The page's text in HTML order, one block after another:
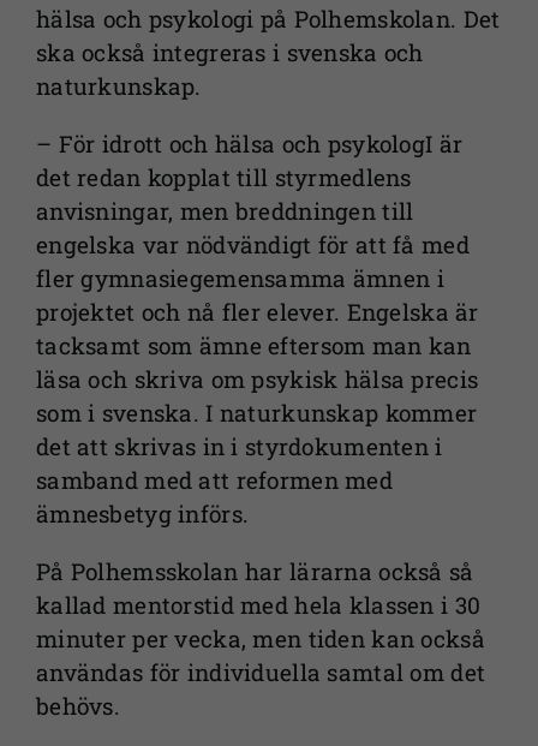
hälsa och psykologi på Polhemskolan. Det
ska också integreras i svenska och
naturkunskap.
– För idrott och hälsa och psykologI är
det redan kopplat till styrmedlens
anvisningar, men breddningen till
engelska var nödvändigt för att få med
fler gymnasiegemensamma ämnen i
projektet och nå fler elever. Engelska är
tacksamt som ämne eftersom man kan
läsa och skriva om psykisk hälsa precis
som i svenska. I naturkunskap kommer
det att skrivas in i styrdokumenten i
samband med att reformen med
ämnesbetyg införs.
På Polhemsskolan har lärarna också så
kallad mentorstid med hela klassen i 30
minuter per vecka, men tiden kan också
användas för individuella samtal om det
behövs.
de här
kakorna
kommer viss
att försvinna
från
webbplatsen.
Marknadsföring
Genom att dela
med dig av dina
intressen och ditt
beteende när du
surfar ökar du
chansen att få se
personligt
erbjudanden.